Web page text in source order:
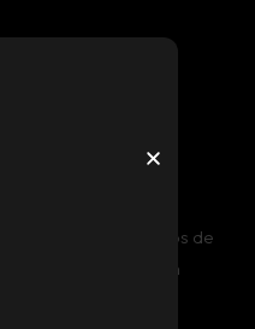
torneos, equipos de
socios y no socios en